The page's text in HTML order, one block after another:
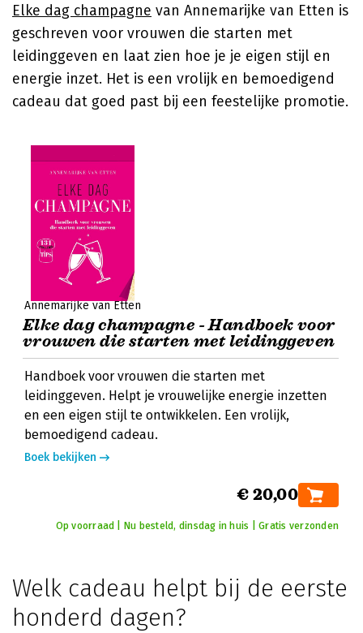
Elke dag champagne van Annemarijke van Etten is
geschreven voor vrouwen die starten met
leidinggeven en laat zien hoe je je eigen stijl en
energie inzet. Het is een vrolijk en bemoedigend
cadeau dat goed past bij een feestelijke promotie.
Annemarijke van Etten
Elke dag champagne - Handboek voor
vrouwen die starten met leidinggeven
Handboek voor vrouwen die starten met
leidinggeven. Helpt je vrouwelijke energie inzetten
en een eigen stijl te ontwikkelen. Een vrolijk,
bemoedigend cadeau.
Boek bekijken
€ 20,00
Op voorraad | Nu besteld, dinsdag in huis | Gratis verzonden
Welk cadeau helpt bij de eerste
honderd dagen?